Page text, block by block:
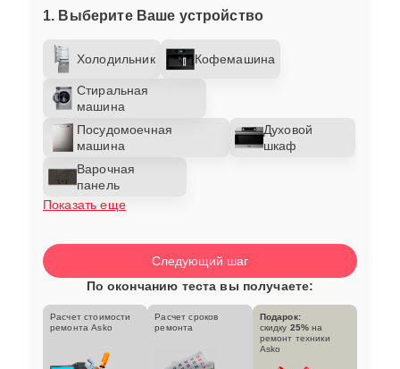
1. Выберите Ваше устройство
Холодильник Кофемашина
Стиральная
машина
Посудомоечная
машина
Духовой
шкаф
Варочная
панель
Показать еще
Следующий шаг
По окончанию теста вы получаете:
Расчет стоимости
ремонта Asko
Расчет сроков
ремонта
Подарок:
скидку 25% на
ремонт техники
Asko